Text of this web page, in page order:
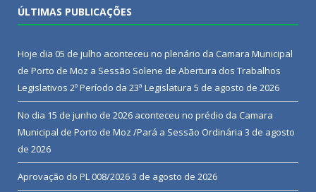
ÚLTIMAS PUBLICAÇÕES
Hoje dia 05 de julho aconteceu no plenário da Camara Municipal
de Porto de Moz a Sessão Solene de Abertura dos Trabalhos
Legislativos 2º Período da 23ª Legislatura 5 de agosto de 2026
No dia 15 de junho de 2026 aconteceu no prédio da Camara
Municipal de Porto de Moz /Pará a Sessão Ordinária 3 de agosto
de 2026
Aprovação do PL 008/20263 de agosto de 2026